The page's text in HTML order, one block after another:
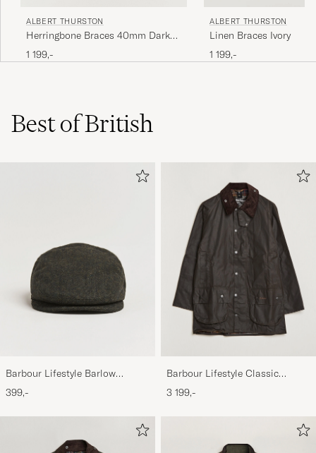
ALBERT THURSTON
Herringbone Braces 40mm Dark
Blue
1 199,-
ALBERT THURSTON
Linen Braces Ivory
1 199,-
Best of British
Barbour Lifestyle Barlow
Herringbone Cap Olive
399,-
Barbour Lifestyle Classic
Beaufort Jacket Olive
3 199,-